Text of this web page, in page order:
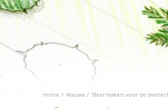
Home Nieuws Sfeermakers voor de